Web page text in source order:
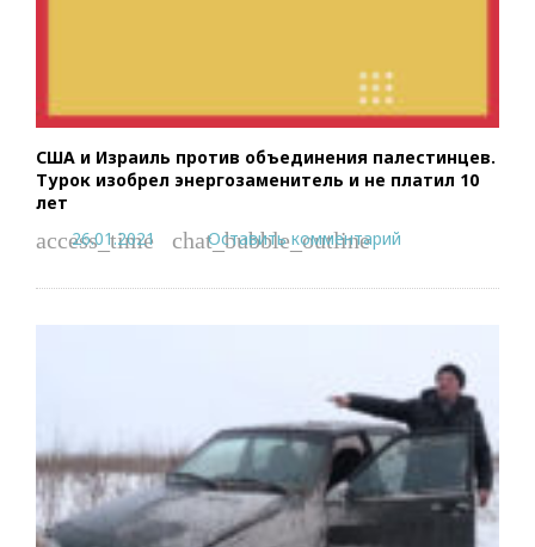
США и Израиль против объединения палестинцев.
Турок изобрел энергозаменитель и не платил 10
лет
access_time
26.01.2021 chat_bubble_outline
Оставить комментарий